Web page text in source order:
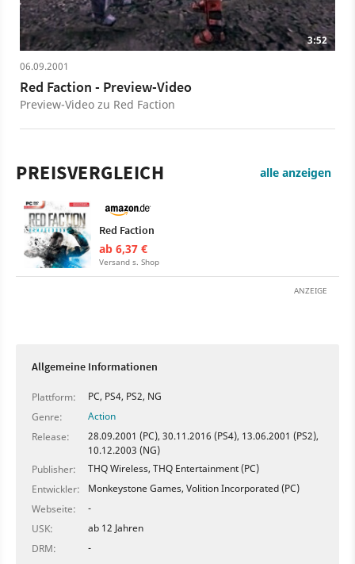
3:52
06.09.2001
Red Faction - Preview-Video
Preview-Video zu Red Faction
PREISVERGLEICH alle anzeigen
Red Faction
ab 6,37 €
Versand s. Shop
ANZEIGE
Allgemeine Informationen
Plattform:
PC, PS4, PS2, NG
Genre:
Action
Release:
28.09.2001 (PC), 30.11.2016 (PS4), 13.06.2001 (PS2),
10.12.2003 (NG)
Publisher:
THQ Wireless, THQ Entertainment (PC)
Entwickler:
Monkeystone Games, Volition Incorporated (PC)
Webseite:
-
USK:
ab 12 Jahren
DRM:
-